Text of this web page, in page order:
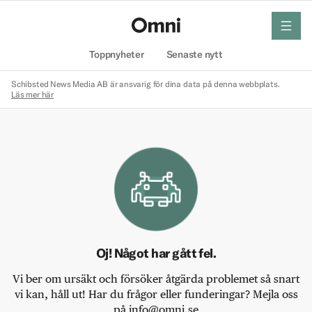
Toppnyheter Senaste nytt
meny
Schibsted News Media AB är ansvarig för dina data på denna webbplats.
Läs mer här
Oj! Något har gått fel.
Vi ber om ursäkt och försöker åtgärda problemet så snart
vi kan, håll ut! Har du frågor eller funderingar? Mejla oss